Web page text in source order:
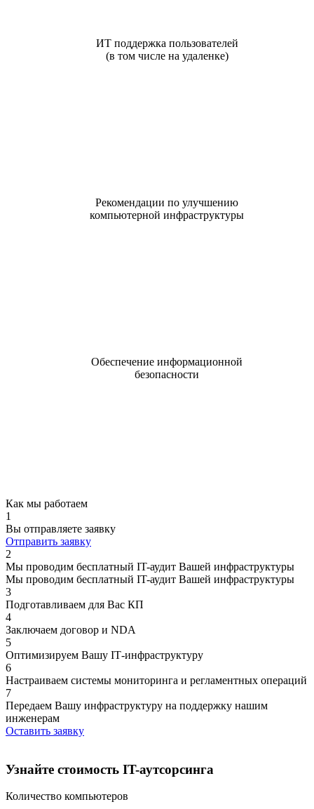
ИТ поддержка пользователей
(в том числе на удаленке)
Рекомендации по улучшению
компьютерной инфраструктуры
Обеспечение информационной
безопасности
Как мы работаем
1
Вы отправляете заявку
Отправить заявку
2
Мы проводим бесплатный IT-аудит Вашей инфраструктуры
Мы проводим бесплатный IT-аудит Вашей инфраструктуры
3
Подготавливаем для Вас КП
4
Заключаем договор и NDA
5
Оптимизируем Вашу IТ-инфраструктуру
6
Настраиваем системы мониторинга и регламентных операций
7
Передаем Вашу инфраструктуру на поддержку нашим
инженерам
Оставить заявку
Узнайте стоимость IT-аутсорсинга
Количество компьютеров